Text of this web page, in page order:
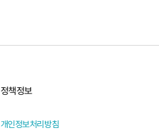
정책정보
개인정보처리방침